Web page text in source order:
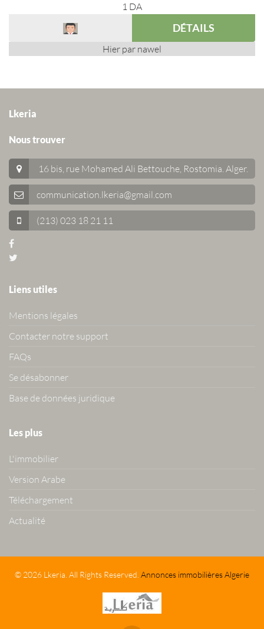
1 DA
DÉTAILS
Hier par nawel
Lkeria
Nous trouver
16 bis, rue Mohamed Ali Bettouche, Rostomia. Alger.
communication.lkeria@gmail.com
(213) 023 18 21 11
Liens utiles
Mentions légales
Contacter notre support
FAQs
Se désabonner
Base de données juridique
Les plus
L'immobilier
Version Arabe
Téléchargement
Actualité
© 2026 Lkeria. All Rights Reserved. Annonces immobilières Algerie